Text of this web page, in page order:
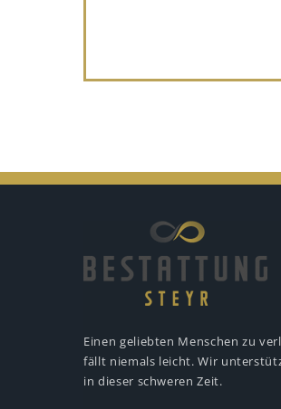
Einen geliebten Menschen zu
fällt niemals leicht. Wir
in dieser schweren Zeit.